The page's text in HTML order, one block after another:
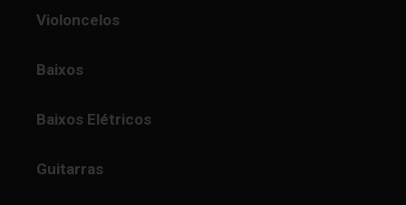
Violoncelos
Baixos
Baixos Elétricos
Guitarras